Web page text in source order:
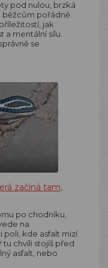
pod nulou, brzká
běžcům pořádně
jak
a mentální sílu.
se
začíná tam,
po chodníku,
na
poli, kde asfalt mizí
tu chvíli stojíš před
asfalt, nebo